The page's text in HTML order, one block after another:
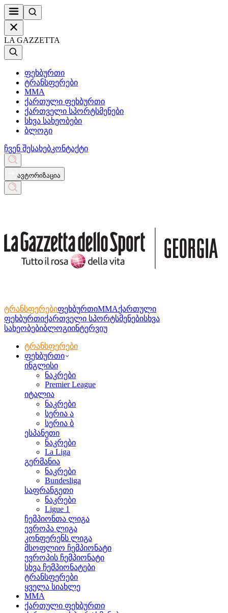
LA GAZZETTA
ფეხბურთი
ტრანსფერები
MMA
ქართული ფეხბურთი
ქართველი სპორტსმენები
სხვა სახეობები
ბლოგი
ჩვენ შესახებკონტაქტი
ავტორიზაცია
ტრანსფერებიფეხბურთიMMAქართული
ფეხბურთიქართველი სპორტსმენებისხვა
სახეობებიბლოგიინტერვიუ
ტრანსფერები
ფეხბურთი
ინგლისი
ნაკრები
Premier League
იტალია
ნაკრები
სერია ა
სერია ბ
ესპანეთი
ნაკრები
La Liga
გერმანია
ნაკრები
Bundesliga
საფრანგეთი
ნაკრები
Ligue 1
ჩემპიონთა ლიგა
ევროპა ლიგა
კონფერენს ლიგა
მსოფლიო ჩემპიონატი
ევროპის ჩემპიონატი
სხვა ჩემპიონატები
ტრანსფერები
ყველა სიახლე
MMA
ქართული ფეხბურთი